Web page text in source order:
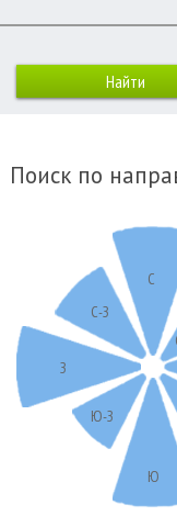
Поиск по
С
Ю
Ю-З
З
С-З